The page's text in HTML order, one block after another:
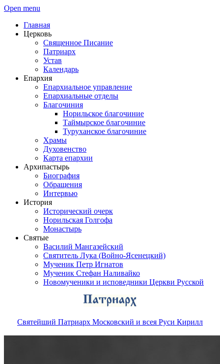
Open menu
Главная
Церковь
Священное Писание
Патриарх
Устав
Календарь
Епархия
Епархиальное управление
Епархиальные отделы
Благочиния
Норильское благочиние
Таймырское благочиние
Туруханское благочиние
Храмы
Духовенство
Карта епархии
Архипастырь
Биография
Обращения
Интервью
История
Исторический очерк
Норильская Голгофа
Монастырь
Святые
Василий Мангазейский
Святитель Лука (Войно-Ясенецкий)
Мученик Петр Игнатов
Мученик Стефан Наливайко
Новомученики и исповедники Церкви Русской
Святейший Патриарх Московский и всея Руси Кирилл